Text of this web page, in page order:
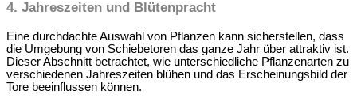
4. Jahreszeiten und Blütenpracht
Eine durchdachte Auswahl von Pflanzen kann sicherstellen, dass
die Umgebung von Schiebetoren das ganze Jahr über attraktiv ist.
Dieser Abschnitt betrachtet, wie unterschiedliche Pflanzenarten zu
verschiedenen Jahreszeiten blühen und das Erscheinungsbild der
Tore beeinflussen können.